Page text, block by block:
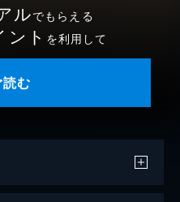
ルでもらえる
ント を利用して
む